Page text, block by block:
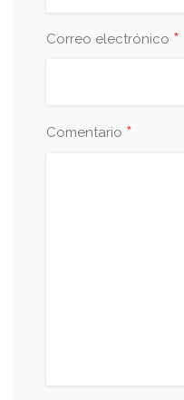
Correo electrónico *
Comentario *